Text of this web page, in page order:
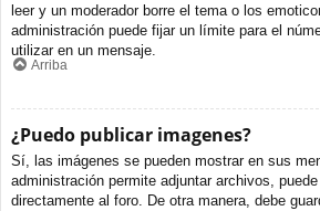
leer y un moderador borre el tema o los
administración puede fijar un límite para el
utilizar en un mensaje.
Arriba
¿Puedo publicar imagenes?
Sí, las imágenes se pueden mostrar en sus
administración permite adjuntar archivos,
directamente al foro. De otra manera, debe